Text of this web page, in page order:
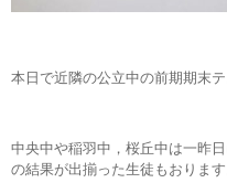
本日で近隣の公立中の前期期末テ
中央中や稲羽中，桜丘中は一昨
の結果が出揃った生徒もおります